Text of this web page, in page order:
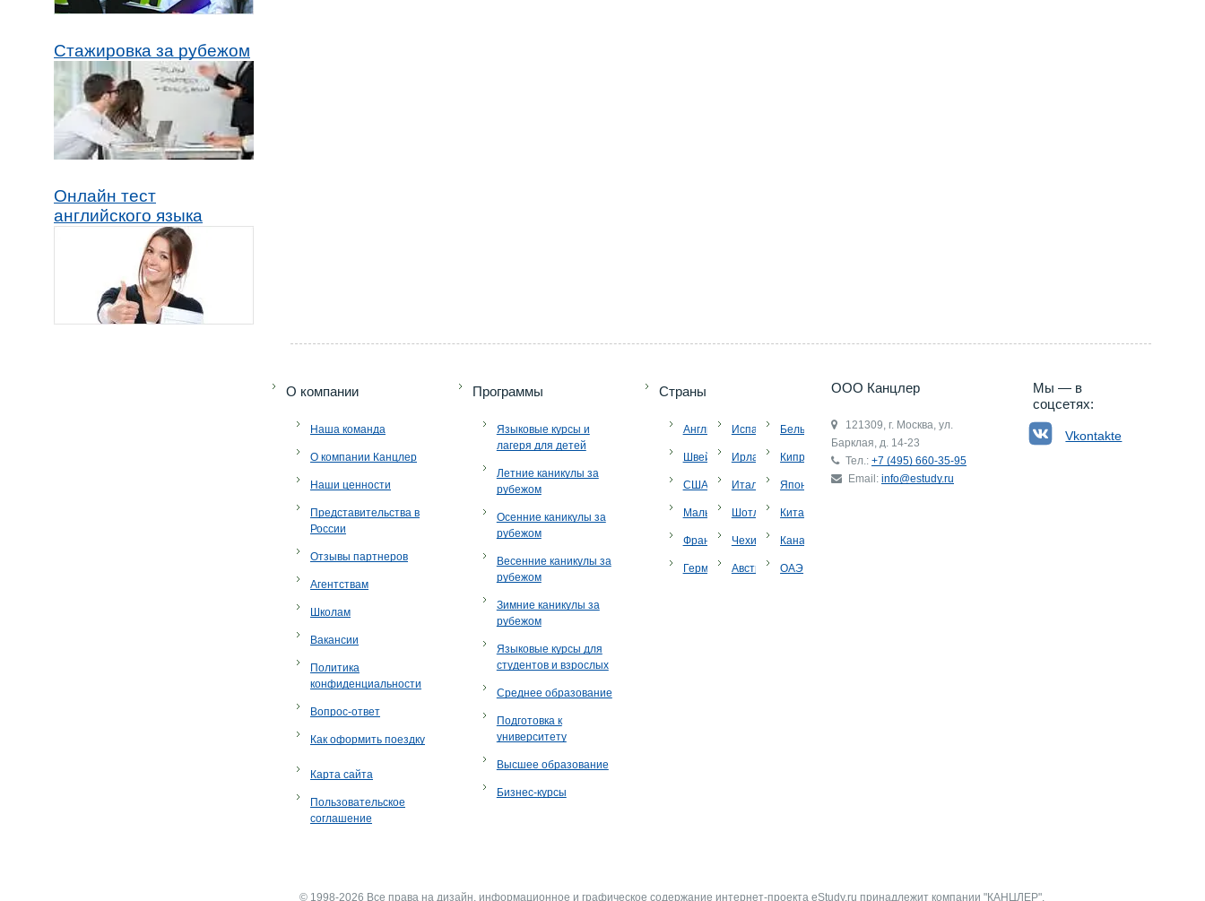
Стажировка за рубежом
Онлайн тест
английского языка
O компании
Наша команда
О компании Канцлер
Наши ценности
Представительства в
России
Отзывы партнеров
Агентствам
Школам
Вакансии
Политика
конфиденциальности
Вопрос-ответ
Как оформить поездку
Карта сайта
Пользовательское
соглашение
Программы
Языковые курсы и
лагеря для детей
Летние каникулы за
рубежом
Осенние каникулы за
рубежом
Весенние каникулы за
рубежом
Зимние каникулы за
рубежом
Языковые курсы для
студентов и взрослых
Среднее образование
Подготовка к
университету
Высшее образование
Бизнес-курсы
Страны
Англия
Швейцария
США
Мальта
Франция
Германия
Испания
Ирландия
Италия
Шотландия
Чехия
Австрия
Бельгия
Кипр
Япония
Китай
Канада
ОАЭ
ООО Канцлер
121309, г. Москва, ул.
Барклая, д. 14-23
Тел.: +7 (495) 660-35-95
Email: info@estudy.ru
Мы — в
соцсетях:
Vkontakte
© 1998-2026 Все права на дизайн, информационное и графическое содержание интернет-проекта eStudy.ru принадлежит компании "КАНЦЛЕР".